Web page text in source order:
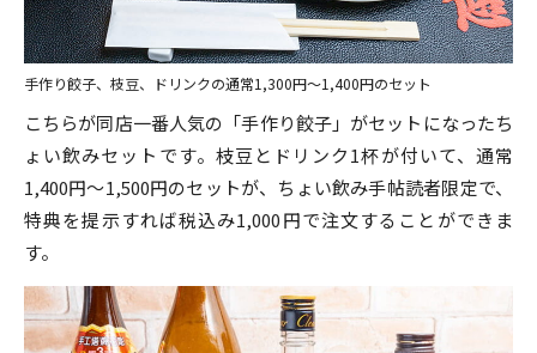
手作り餃子、枝豆、ドリンクの通常1,300円～1,400円のセット
こちらが同店一番人気の「手作り餃子」がセットになったち
ょい飲みセットです。枝豆とドリンク1杯が付いて、通常
1,400円～1,500円のセットが、ちょい飲み手帖読者限定で、
特典を提示すれば税込み1,000円で注文することができま
す。